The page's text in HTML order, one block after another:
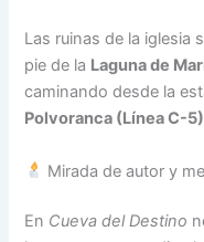
Las ruinas de la iglesia
pie de la Laguna de
caminando desde la
Polvoranca (Línea C-5)
Mirada de autor y
En Cueva del Destino